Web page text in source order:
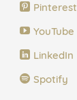
Pinterest
YouTube
LinkedIn
Spotify